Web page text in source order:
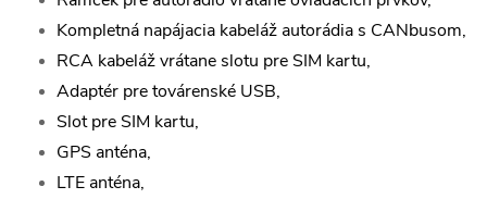
Kompletná napájacia kabeláž autorádia s CANbusom,
RCA kabeláž vrátane slotu pre SIM kartu,
Adaptér pre továrenské USB,
Slot pre SIM kartu,
GPS anténa,
LTE anténa,